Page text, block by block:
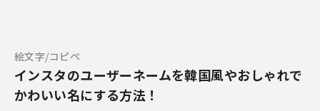
絵文字/コピペ
インスタのユーザーネームを韓国風やおしゃれで
かわいい名にする方法！